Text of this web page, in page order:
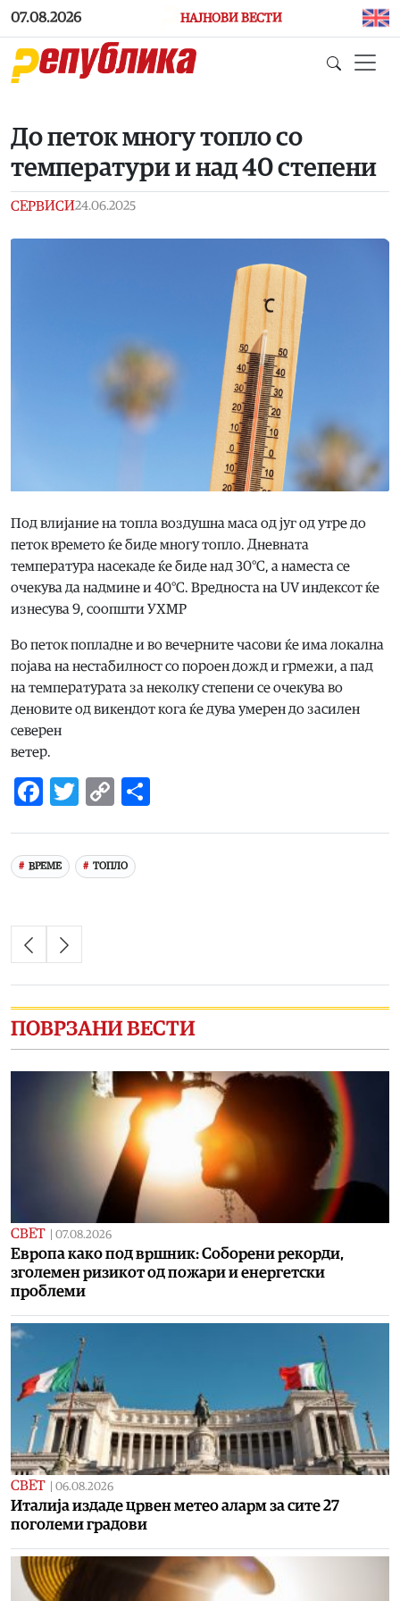
Skip to main content
07.08.2026 НАЈНОВИ ВЕСТИ
До петок многу топло со
температури и над 40 степени
СЕРВИСИ24.06.2025
Под влијание на топла воздушна маса од југ од утре до
петок времето ќе биде многу топло. Дневната
температура насекаде ќе биде над 30°C, а наместа се
очекува да надмине и 40°C. Вредноста на UV индексот ќе
изнесува 9, соопшти УХМР
Во петок попладне и во вечерните часови ќе има локална
појава на нестабилност со пороен дожд и грмежи, а пад
на температурата за неколку степени се очекува во
деновите од викендот кога ќе дува умерен до засилен
северен
ветер.
Facebook
Twitter
Copy
ВРЕМЕ ТОПЛО
ПОВРЗАНИ ВЕСТИ
СВЕТ 07.08.2026
Европа како под вршник: Соборени рекорди,
зголемен ризикот од пожари и енергетски
проблеми
СВЕТ 06.08.2026
Италија издаде црвен метео аларм за сите 27
поголеми градови